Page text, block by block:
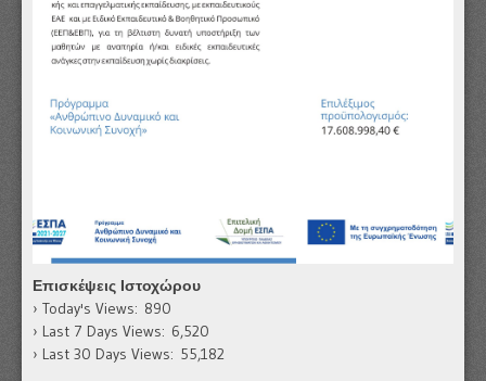
Επισκέψεις Ιστοχώρου
Today's Views: 890
Last 7 Days Views: 6,520
Last 30 Days Views: 55,182